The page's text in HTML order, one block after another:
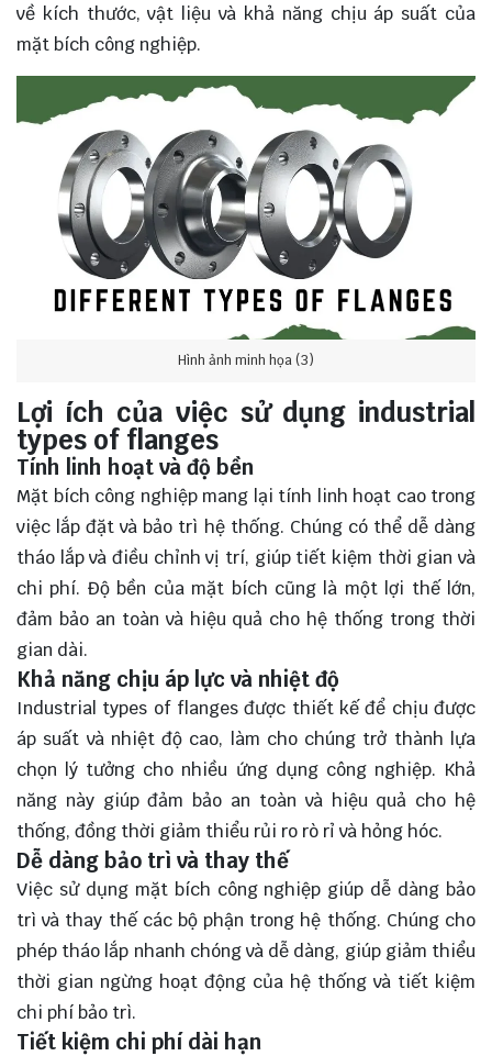
về kích thước, vật liệu và khả năng chịu áp suất của
mặt bích công nghiệp.
Hình ảnh minh họa (3)
Lợi ích của việc sử dụng industrial
types of flanges
Tính linh hoạt và độ bền
Mặt bích công nghiệp mang lại tính linh hoạt cao trong
việc lắp đặt và bảo trì hệ thống. Chúng có thể dễ dàng
tháo lắp và điều chỉnh vị trí, giúp tiết kiệm thời gian và
chi phí. Độ bền của mặt bích cũng là một lợi thế lớn,
đảm bảo an toàn và hiệu quả cho hệ thống trong thời
gian dài.
Khả năng chịu áp lực và nhiệt độ
Industrial types of flanges được thiết kế để chịu được
áp suất và nhiệt độ cao, làm cho chúng trở thành lựa
chọn lý tưởng cho nhiều ứng dụng công nghiệp. Khả
năng này giúp đảm bảo an toàn và hiệu quả cho hệ
thống, đồng thời giảm thiểu rủi ro rò rỉ và hỏng hóc.
Dễ dàng bảo trì và thay thế
Việc sử dụng mặt bích công nghiệp giúp dễ dàng bảo
trì và thay thế các bộ phận trong hệ thống. Chúng cho
phép tháo lắp nhanh chóng và dễ dàng, giúp giảm thiểu
thời gian ngừng hoạt động của hệ thống và tiết kiệm
chi phí bảo trì.
Tiết kiệm chi phí dài hạn